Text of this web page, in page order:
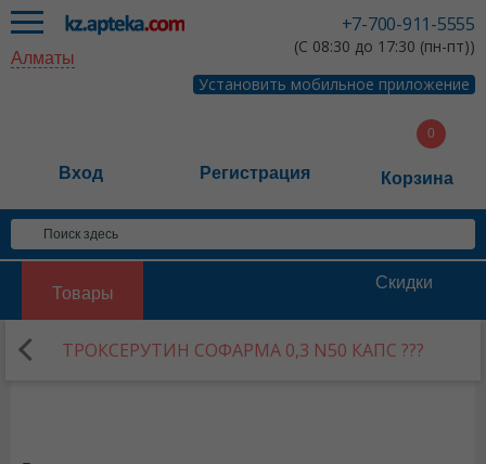
+7-700-911-5555
(С 08:30 до 17:30 (пн-пт))
Установить мобильное приложение
Алматы
Вход Регистрация Корзина
Товары
Скидки
ТРОКСЕРУТИН СОФАРМА 0,3 N50 КАПС ???